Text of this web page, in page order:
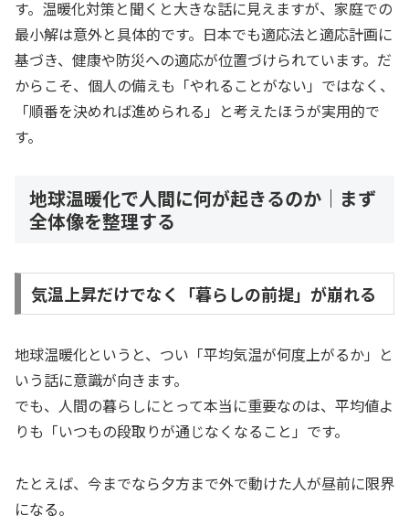
す。温暖化対策と聞くと大きな話に見えますが、家庭での
最小解は意外と具体的です。日本でも適応法と適応計画に
基づき、健康や防災への適応が位置づけられています。だ
からこそ、個人の備えも「やれることがない」ではなく、
「順番を決めれば進められる」と考えたほうが実用的で
す。
地球温暖化で人間に何が起きるのか｜まず
全体像を整理する
気温上昇だけでなく「暮らしの前提」が崩れる
地球温暖化というと、つい「平均気温が何度上がるか」と
いう話に意識が向きます。
でも、人間の暮らしにとって本当に重要なのは、平均値よ
りも「いつもの段取りが通じなくなること」です。
たとえば、今までなら夕方まで外で動けた人が昼前に限界
になる。